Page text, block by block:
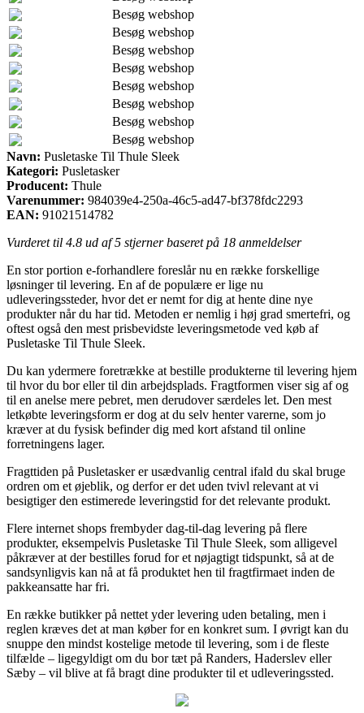
Besøg webshop
Besøg webshop
Besøg webshop
Besøg webshop
Besøg webshop
Besøg webshop
Besøg webshop
Besøg webshop
Navn: Pusletaske Til Thule Sleek
Kategori: Pusletasker
Producent: Thule
Varenummer: 984039e4-250a-46c5-ad47-bf378fdc2293
EAN: 91021514782
Vurderet til 4.8 ud af 5 stjerner baseret på 18 anmeldelser
En stor portion e-forhandlere foreslår nu en række forskellige
løsninger til levering. En af de populære er lige nu
udleveringssteder, hvor det er nemt for dig at hente dine nye
produkter når du har tid. Metoden er nemlig i høj grad smertefri, og
oftest også den mest prisbevidste leveringsmetode ved køb af
Pusletaske Til Thule Sleek.
Du kan ydermere foretrække at bestille produkterne til levering hjem
til hvor du bor eller til din arbejdsplads. Fragtformen viser sig af og
til en anelse mere pebret, men derudover særdeles let. Den mest
letkøbte leveringsform er dog at du selv henter varerne, som jo
kræver at du fysisk befinder dig med kort afstand til online
forretningens lager.
Fragttiden på Pusletasker er usædvanlig central ifald du skal bruge
ordren om et øjeblik, og derfor er det uden tvivl relevant at vi
besigtiger den estimerede leveringstid for det relevante produkt.
Flere internet shops frembyder dag-til-dag levering på flere
produkter, eksempelvis Pusletaske Til Thule Sleek, som alligevel
påkræver at der bestilles forud for et nøjagtigt tidspunkt, så at de
sandsynligvis kan nå at få produktet hen til fragtfirmaet inden de
pakkeansatte har fri.
En række butikker på nettet yder levering uden betaling, men i
reglen kræves det at man køber for en konkret sum. I øvrigt kan du
snuppe den mindst kostelige metode til levering, som i de fleste
tilfælde – ligegyldigt om du bor tæt på Randers, Haderslev eller
Sæby – vil blive at få bragt dine produkter til et udleveringssted.